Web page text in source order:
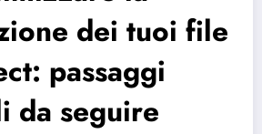
dei tuoi file
passaggi
da seguire